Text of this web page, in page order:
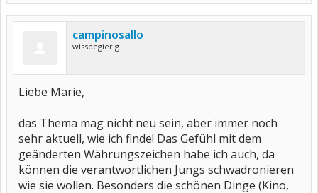
campinosallo
wissbegierig
Liebe Marie,
das Thema mag nicht neu sein, aber immer noch
sehr aktuell, wie ich finde! Das Gefühl mit dem
geänderten Währungszeichen habe ich auch, da
können die verantwortlichen Jungs schwadronieren
wie sie wollen. Besonders die schönen Dinge (Kino,